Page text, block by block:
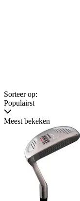
Sorteer op:
Populairst
Meest bekeken